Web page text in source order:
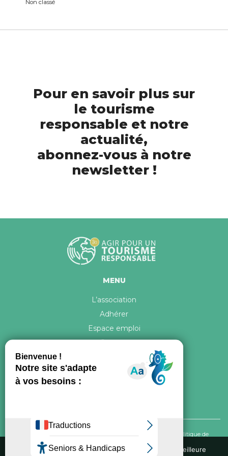
Non classé
Pour en savoir plus sur
le tourisme
responsable et notre
actualité,
abonnez-vous à notre
newsletter !
MENU
L’association
Adhérer
Espace emploi
Contact
Politique de
confidentialité
Nous utilisons des cookies pour vous garantir la meilleure